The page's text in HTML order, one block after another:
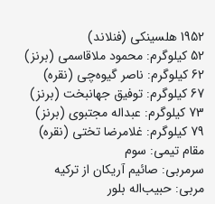
1952 هلسینکی (فنلاند)
52 کیلوگرم: محمود ملاقاسمی (برنز)
62 کیلوگرم: ناصر گیوه‌چی (نقره)
67 کیلوگرم:‌ توفیق جهانبخت (برنز)
73 کیلوگرم: عبداله مجتبوی (برنز)
79 کیلوگرم: غلامرضا تختی (نقره)
مقام تیمی: سوم
سرمربی: صائیم آریکان از ترکیه
مربی: حبیب‌اله بلور